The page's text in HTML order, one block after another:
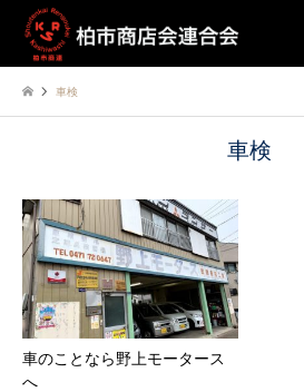
車検
車検
車のことなら野上モータース
へ